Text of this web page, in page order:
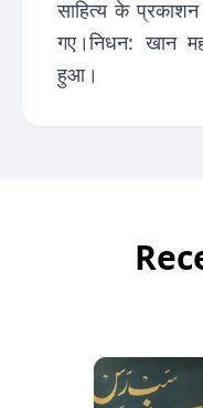
साहित्य के
गए।निधन: खान
हुआ।